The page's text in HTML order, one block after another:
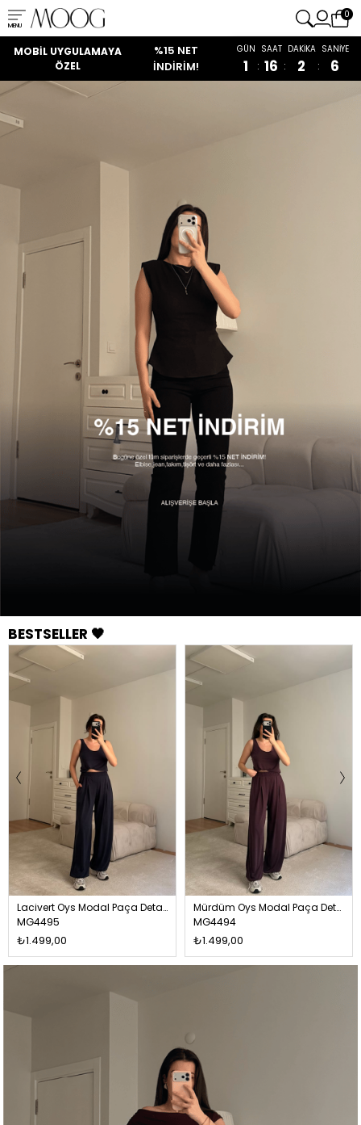
MENU
0
MOBİL UYGULAMAYA
ÖZEL
%15 NET
İNDIRIM!
GÜN
1 :
SAAT
16 :
DAKİKA
2 :
SANİYE
5
BESTSELLER 🖤
Lacivert Oys Modal Paça Detay Atlet Takım
MG4495
₺1.499,00
Mürdüm Oys Modal Paça Detay Atlet Takım
MG4494
₺1.499,00